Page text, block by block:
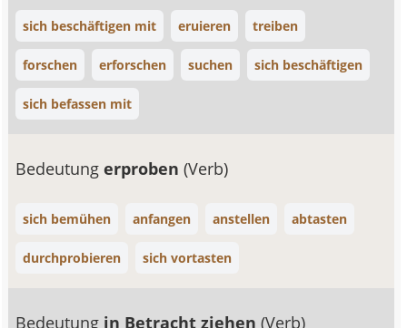
sich beschäftigen mit eruieren treiben
forschen erforschen suchen sich beschäftigen
sich befassen mit
Bedeutungerproben(Verb)
sich bemühen anfangen anstellen abtasten
durchprobieren sich vortasten
Bedeutung in Betracht ziehen(Verb)